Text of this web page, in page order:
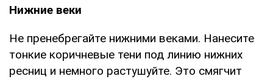
Нижние веки
Не пренебрегайте нижними веками. Нанесите
тонкие коричневые тени под линию нижних
ресниц и немного растушуйте. Это смягчит